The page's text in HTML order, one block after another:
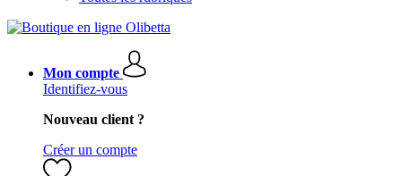
Mon compte
Identifiez-vous
Nouveau client ?
Créer un compte